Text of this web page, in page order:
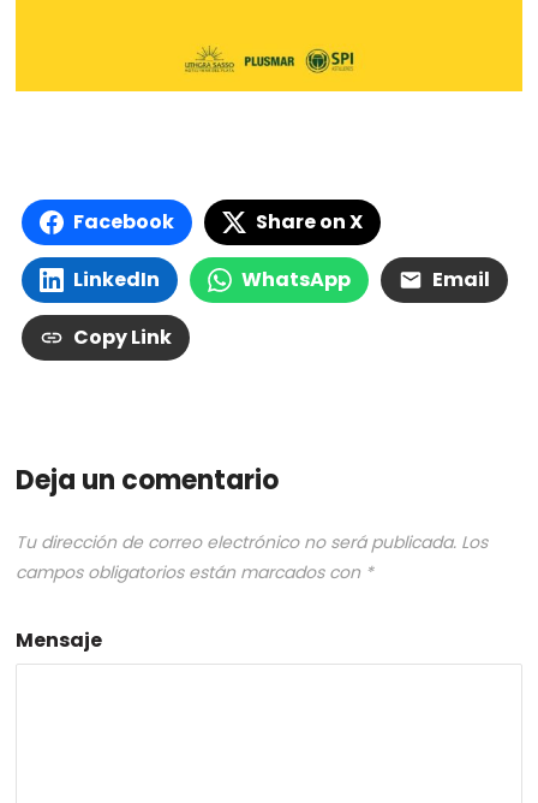
Facebook Share on X
LinkedIn WhatsApp Email
Copy Link
Deja un comentario
Tu dirección de correo electrónico no será publicada. Los
campos obligatorios están marcados con *
Mensaje